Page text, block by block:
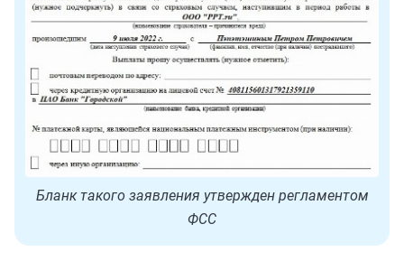
Бланк такого заявления утвержден регламентом
ФСС